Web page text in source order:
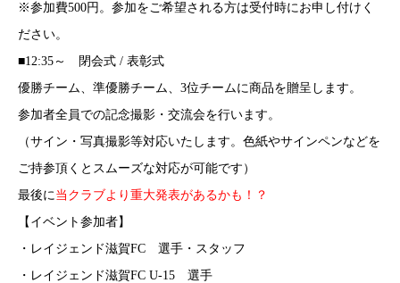
※参加費500円。参加をご希望される方は受付時にお申し付けく
ださい。
■12:35～ 閉会式 / 表彰式
優勝チーム、準優勝チーム、3位チームに商品を贈呈します。
参加者全員での記念撮影・交流会を行います。
（サイン・写真撮影等対応いたします。色紙やサインペンなどを
ご持参頂くとスムーズな対応が可能です）
最後に当クラブより重大発表があるかも！？
【イベント参加者】
・レイジェンド滋賀FC 選手・スタッフ
・レイジェンド滋賀FC U-15 選手